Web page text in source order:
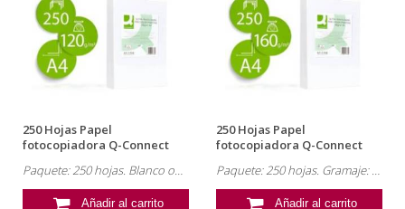
250 Hojas Papel
fotocopiadora Q-Connect
Paquete: 250 hojas. Blanco opaco
Añadir al carrito
250 Hojas Papel
fotocopiadora Q-Connect
Paquete: 250 hojas. Gramaje: 160gr
Añadir al carrito